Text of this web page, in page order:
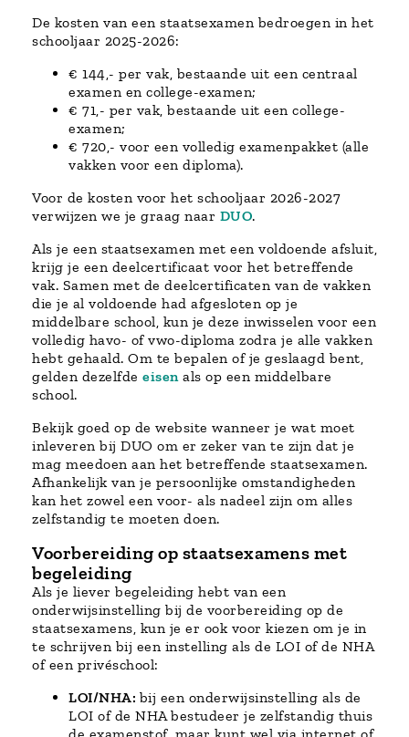
De kosten van een staatsexamen bedroegen in het
schooljaar 2025-2026:
€ 144,- per vak, bestaande uit een centraal
examen en college-examen;
€ 71,- per vak, bestaande uit een college-
examen;
€ 720,- voor een volledig examenpakket (alle
vakken voor een diploma).
Voor de kosten voor het schooljaar 2026-2027
verwijzen we je graag naar DUO.
Als je een staatsexamen met een voldoende afsluit,
krijg je een deelcertificaat voor het betreffende
vak. Samen met de deelcertificaten van de vakken
die je al voldoende had afgesloten op je
middelbare school, kun je deze inwisselen voor een
volledig havo- of vwo-diploma zodra je alle vakken
hebt gehaald. Om te bepalen of je geslaagd bent,
gelden dezelfde eisenals op een middelbare
school.
Bekijk goed op de website wanneer je wat moet
inleveren bij DUO om er zeker van te zijn dat je
mag meedoen aan het betreffende staatsexamen.
Afhankelijk van je persoonlijke omstandigheden
kan het zowel een voor- als nadeel zijn om alles
zelfstandig te moeten doen.
Voorbereiding op staatsexamens met
begeleiding
Als je liever begeleiding hebt van een
onderwijsinstelling bij de voorbereiding op de
staatsexamens, kun je er ook voor kiezen om je in
te schrijven bij een instelling als de LOI of de NHA
of een privéschool:
LOI/NHA: bij een onderwijsinstelling als de
LOI of de NHA bestudeer je zelfstandig thuis